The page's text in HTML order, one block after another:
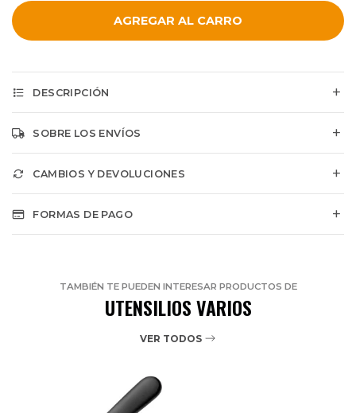
AGREGAR AL CARRO
DESCRIPCIÓN
SOBRE LOS ENVÍOS
CAMBIOS Y DEVOLUCIONES
FORMAS DE PAGO
TAMBIÉN TE PUEDEN INTERESAR PRODUCTOS DE
UTENSILIOS VARIOS
VER TODOS